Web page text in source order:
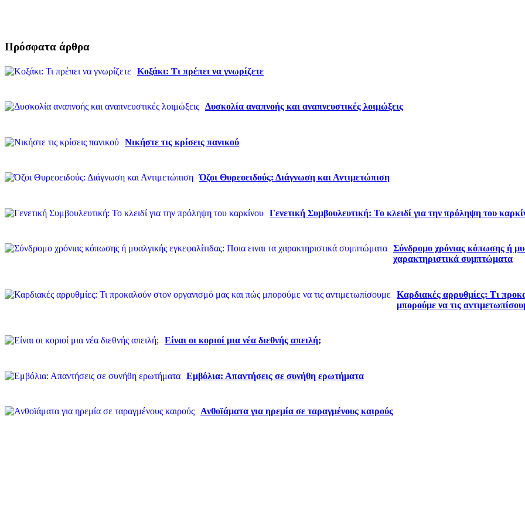
Πρόσφατα άρθρα
Κοξάκι: Τι πρέπει να γνωρίζετε
Δυσκολία αναπνοής και αναπνευστικές λοιμώξεις
Νικήστε τις κρίσεις πανικού
Όζοι Θυρεοειδούς: Διάγνωση και Αντιμετώπιση
Γενετική Συμβουλευτική: Το κλειδί για την πρόληψη του
Σύνδρομο χρόνιας κόπωσης ή
χαρακτηριστικά συμπτώματα
Καρδιακές αρρυθμίες: Τι
μπορούμε να τις
Είναι οι κοριοί μια νέα διεθνής απειλή;
Εμβόλια: Απαντήσεις σε συνήθη ερωτήματα
Ανθοϊάματα για ηρεμία σε ταραγμένους καιρούς